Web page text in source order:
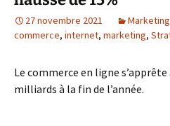
27 novembre 2021 Marketing
commerce, internet, marketing,
Le commerce en ligne
milliards à la fin de l’année.